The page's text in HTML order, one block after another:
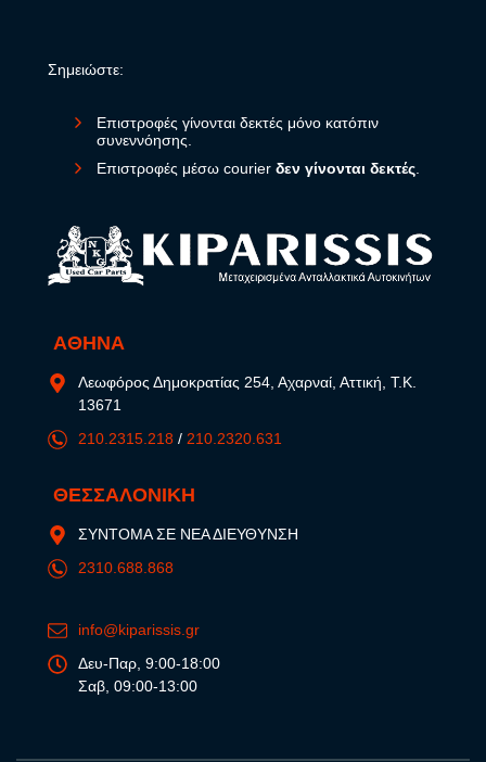
Σημειώστε:
Επιστροφές γίνονται δεκτές μόνο κατόπιν
συνεννόησης.
Επιστροφές μέσω courier δεν γίνονται δεκτές
ΑΘΗΝΑ
Λεωφόρος Δημοκρατίας 254, Αχαρναί, Αττική, Τ.Κ.
13671
210.2315.218 / 210.2320.631
ΘΕΣΣΑΛΟΝΙΚΗ
ΣΥΝΤΟΜΑ ΣΕ ΝΕΑ ΔΙΕΥΘΥΝΣΗ
2310.688.868
info@kiparissis.gr
Δευ-Παρ, 9:00-18:00
Σαβ, 09:00-13:00